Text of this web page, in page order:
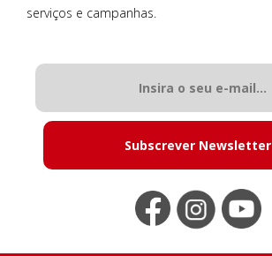
serviços e campanhas.
Subscrever Newsletter